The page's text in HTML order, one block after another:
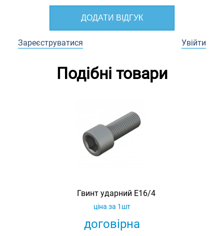
ДОДАТИ ВІДГУК
Зареєструватися Увійти
Подібні товари
Гвинт ударний E16/4
договірна
ціна за 1шт